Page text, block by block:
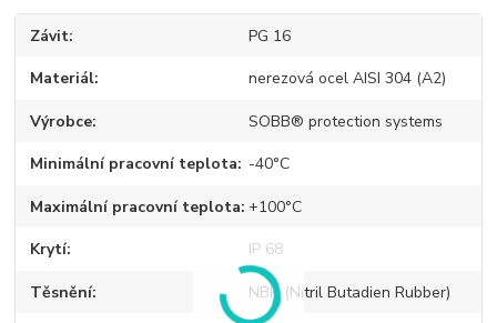
Závit PG 16
Materiál nerezová ocel AISI 304 (A2)
Výrobce SOBB® protection systems
Minimální pracovní teplota -40°C
Maximální pracovní teplota +100°C
Krytí IP 68
Těsnění NBR (Nitril Butadien Rubber)